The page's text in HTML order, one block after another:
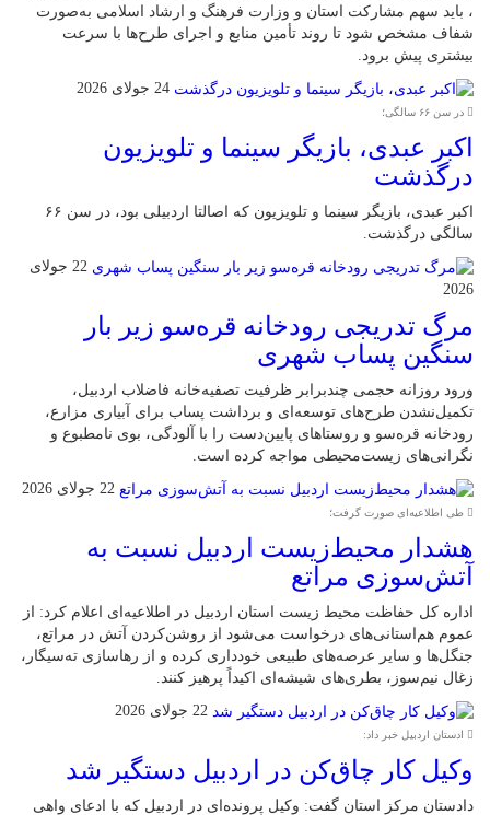
، باید سهم مشارکت استان و وزارت فرهنگ و ارشاد اسلامی به‌صورت
شفاف مشخص شود تا روند تأمین منابع و اجرای طرح‌ها با سرعت
بیشتری پیش برود.
24 جولای 2026
در سن ۶۶ سالگی؛
اکبر عبدی، بازیگر سینما و تلویزیون
درگذشت
اکبر عبدی، بازیگر سینما و تلویزیون که اصالتا اردبیلی بود، در سن ۶۶
سالگی درگذشت.
22 جولای
2026
مرگ تدریجی رودخانه قره‌سو زیر بار
سنگین پساب شهری
ورود روزانه حجمی چندبرابر ظرفیت تصفیه‌خانه فاضلاب اردبیل،
تکمیل‌نشدن طرح‌های توسعه‌ای و برداشت پساب برای آبیاری مزارع،
رودخانه قره‌سو و روستاهای پایین‌دست را با آلودگی، بوی نامطبوع و
نگرانی‌های زیست‌محیطی مواجه کرده است.
22 جولای 2026
طی اطلاعیه‌ای صورت گرفت؛
هشدار محیط‌زیست اردبیل نسبت به
آتش‌سوزی مراتع
اداره کل حفاظت محیط زیست استان اردبیل در اطلاعیه‌ای اعلام کرد: از
عموم هم‌استانی‌های درخواست می‌شود از روشن‌کردن آتش در مراتع،
جنگل‌ها و سایر عرصه‌های طبیعی خودداری کرده و از رهاسازی ته‌سیگار،
زغال نیم‌سوز، بطری‌های شیشه‌ای اکیداً پرهیز کنند.
22 جولای 2026
ادستان اردبیل خبر داد:
وکیل کار چاق‌کن در اردبیل دستگیر شد
دادستان مرکز استان گفت: وکیل پرونده‌ای در اردبیل که با ادعای واهی